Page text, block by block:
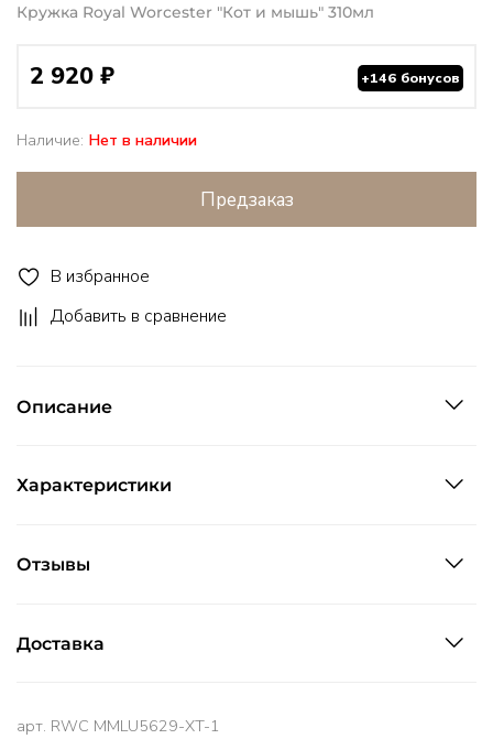
Наличие: Нет в наличии
Кружка Royal Worcester "Кот и мышь" 310мл
2 920 ₽ +146 бонусов
Предзаказ
В избранное
Добавить в сравнение
Описание
Характеристики
Отзывы
Доставка
арт. RWC MMLU5629-XT-1